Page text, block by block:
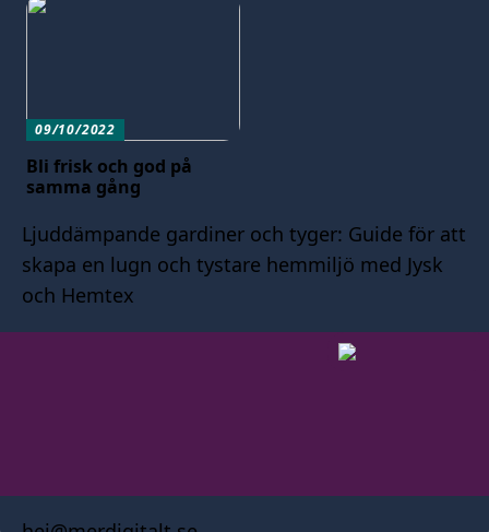
09/10/2022
Bli frisk och god på
samma gång
Ljuddämpande gardiner och tyger: Guide för att
skapa en lugn och tystare hemmiljö med Jysk
och Hemtex